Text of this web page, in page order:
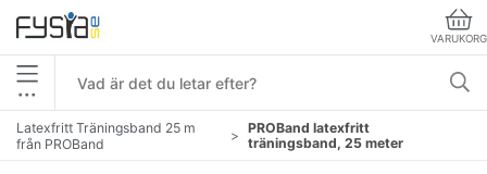
VARUKORG
•••
Latexfritt Träningsband 25 m
från PROBand
PROBand latexfritt
träningsband, 25 meter